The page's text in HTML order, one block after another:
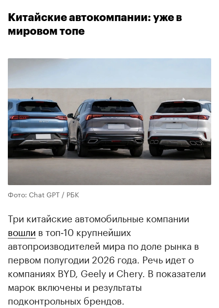
Китайские автокомпании: уже в
мировом топе
Фото: Chat GPT / РБК
Три китайские автомобильные компании
вошли в топ‑10 крупнейших
автопроизводителей мира по доле рынка в
первом полугодии 2026 года. Речь идет о
компаниях BYD, Geely и Chery. В показатели
марок включены и результаты
подконтрольных брендов.